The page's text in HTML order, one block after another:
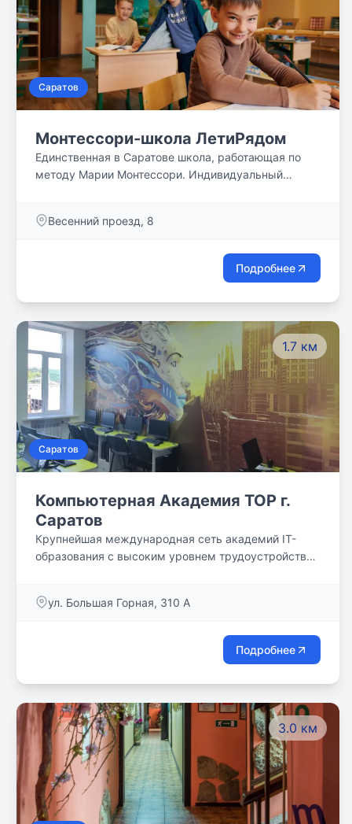
Саратов
Монтессори-школа ЛетиРядом
Единственная в Саратове школа, работающая по
методу Марии Монтессори. Индивидуальный
Весенний проезд, 8
Подробнее
1.7 км
Саратов
Компьютерная Академия TOP г.
Саратов
Крупнейшая международная сеть академий IT-
образования с высоким уровнем трудоустройства
ул. Большая Горная, 310 А
Подробнее
3.0 км